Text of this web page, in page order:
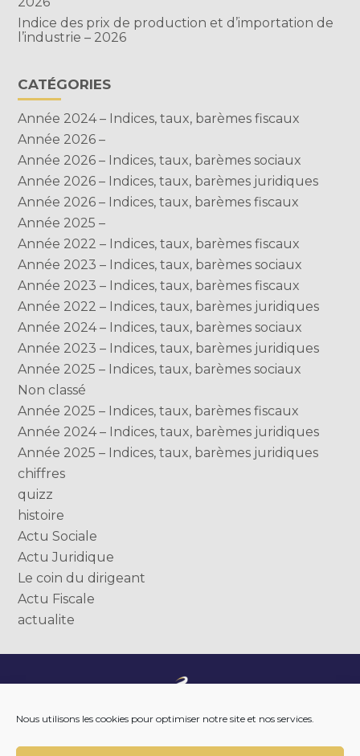
Nous utilisons les cookies pour optimiser notre site et nos services.
Indice des prix de production et d’importation de
l’industrie – 2026
CATÉGORIES
Année 2024 – Indices, taux, barèmes fiscaux
Année 2026 –
Année 2026 – Indices, taux, barèmes sociaux
Année 2026 – Indices, taux, barèmes juridiques
Année 2026 – Indices, taux, barèmes fiscaux
Année 2025 –
Année 2022 – Indices, taux, barèmes fiscaux
Année 2023 – Indices, taux, barèmes sociaux
Année 2023 – Indices, taux, barèmes fiscaux
Année 2022 – Indices, taux, barèmes juridiques
Année 2024 – Indices, taux, barèmes sociaux
Année 2023 – Indices, taux, barèmes juridiques
Année 2025 – Indices, taux, barèmes sociaux
Non classé
Année 2025 – Indices, taux, barèmes fiscaux
Année 2024 – Indices, taux, barèmes juridiques
Année 2025 – Indices, taux, barèmes juridiques
chiffres
quizz
histoire
Actu Sociale
Actu Juridique
Le coin du dirigeant
Actu Fiscale
actualite
Principale